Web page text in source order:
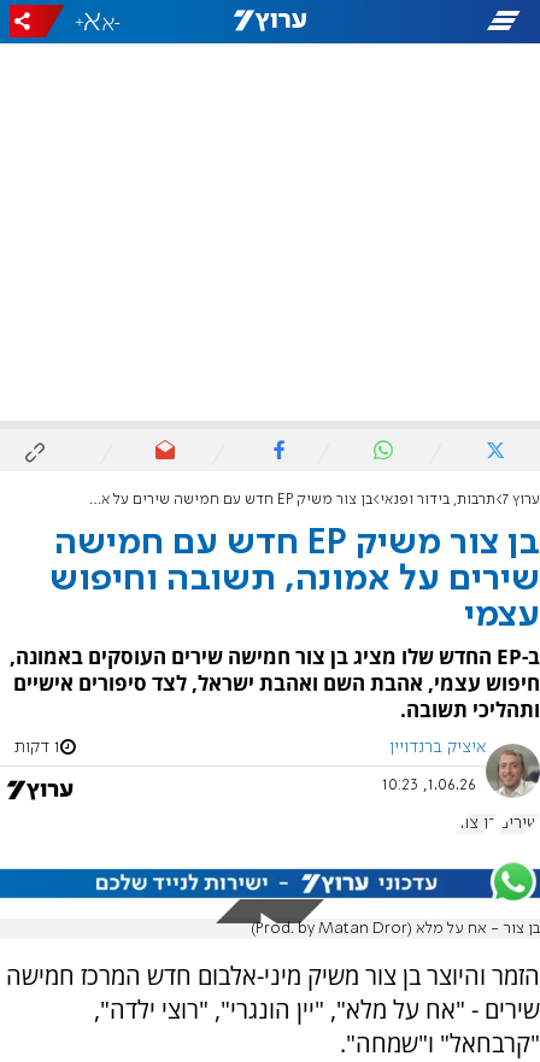
-
+
ערוץ 7 תרבות, בידור ופנאי בן צור משיק EP חדש עם חמישה שירים על אמונה, תשובה וחיפוש עצמי
בן צור משיק EP חדש עם חמישה
שירים על אמונה, תשובה וחיפוש
עצמי
ב-EP החדש שלו מציג בן צור חמישה שירים העוסקים באמונה,
חיפוש עצמי, אהבת השם ואהבת ישראל, לצד סיפורים אישיים
ותהליכי תשובה.
איציק ברנדויין 1 דקות
1.06.26, 10:23
שירים בן צור
בן צור - אח על מלא (Prod. by Matan Dror)
הזמר והיוצר בן צור משיק מיני-אלבום חדש המרכז חמישה
שירים - "אח על מלא", "יין הונגרי", "רוצי ילדה",
"קרבחאל" ו"שמחה".